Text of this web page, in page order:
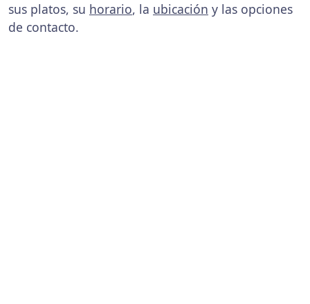
sus platos, su horario, la ubicación y las opciones
de contacto.